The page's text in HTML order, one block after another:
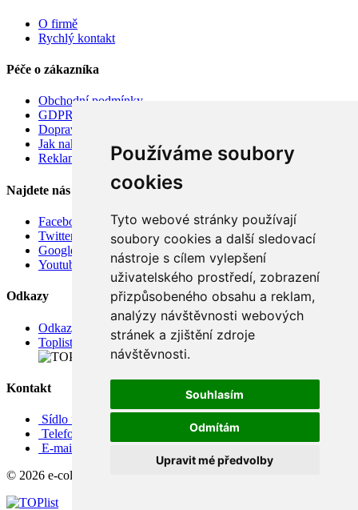
Používáme soubory
cookies
Tyto webové stránky používají
soubory cookies a další sledovací
nástroje s cílem vylepšení
uživatelského prostředí, zobrazení
přizpůsobeného obsahu a reklam,
analýzy návštěvnosti webových
stránek a zjištění zdroje
návštěvnosti.
Souhlasím
Odmítám
Upravit mé předvolby
O firmě
Rychlý kontakt
Péče o zákazníka
Obchodní podmínky
GDPR
Doprava
Jak nakupovat
Reklamace
Najdete nás
Facebook
Twitter
Google
Youtube
Odkazy
Odkazy
Toplist
Kontakt
Sídlo firmy: Boženy Němcové 739/1, Svitavy 568 02, CZ
Telefon: +420 608 449 590
E-mail: info@e-color.cz
© 2026 e-color.cz